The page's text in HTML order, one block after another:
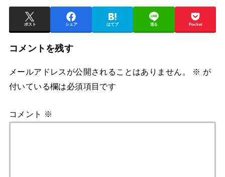
ポスト シェア はてブ 送る Pocket
コメントを残す
メールアドレスが公開されることはありません。 ※ が
付いている欄は必須項目です
コメント ※